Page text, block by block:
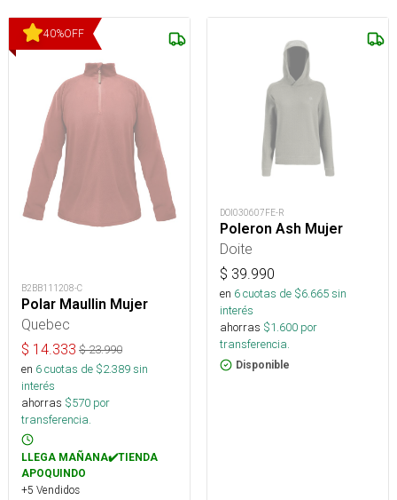
40%OFF
B2BB111208-C
Polar Maullin Mujer
Quebec
$ 14.333 $23.990
en 6cuotas de $2.389sin
interés
ahorras $570 por
transferencia.
LLEGA MAÑANA✔️TIENDA
APOQUINDO
+5 Vendidos
DOI030607FE-R
Poleron Ash Mujer
Doite
$ 39.990
en 6cuotas de $6.665sin
interés
ahorras $1.600 por
transferencia.
Disponible